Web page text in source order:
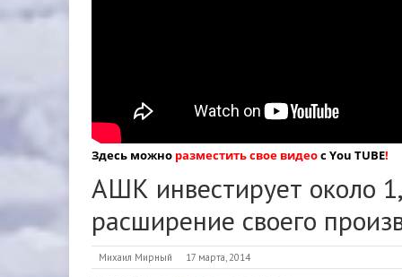
Здесь можно разместить свое видеос You TUBE!
АШК инвестирует около
расширение своего
Михаил Мирный 17 марта, 2014